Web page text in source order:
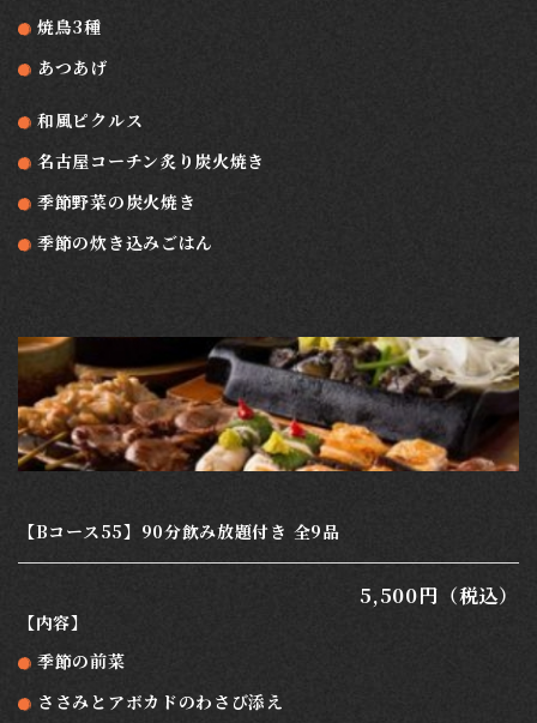
焼鳥3種
あつあげ
和風ピクルス
名古屋コーチン炙り炭火焼き
季節野菜の炭火焼き
季節の炊き込みごはん
【Bコース55】90分飲み放題付き 全9品
5,500円（税込）
【内容】
季節の前菜
ささみとアボカドのわさび添え